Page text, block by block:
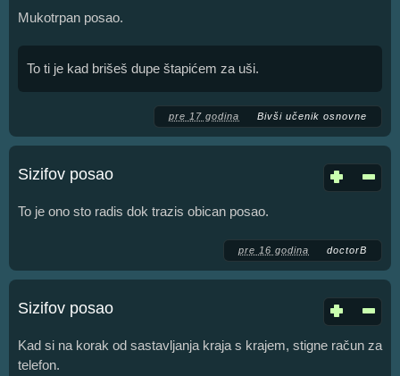
Mukotrpan posao.
To ti je kad brišeš dupe štapićem za uši.
pre 17 godina Bivši učenik osnovne
Sizifov posao
To je ono sto radis dok trazis obican posao.
pre 16 godina doctorB
Sizifov posao
Kad si na korak od sastavljanja kraja s krajem, stigne račun za
telefon.